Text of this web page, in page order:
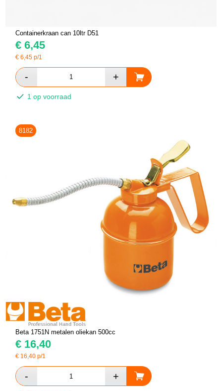
Containerkraan can 10ltr D51
€ 6,45
€6,45 p/1
1 op voorraad
8182
Beta 1751N metalen oliekan 500cc
€ 16,40
€ 16,40 p/1